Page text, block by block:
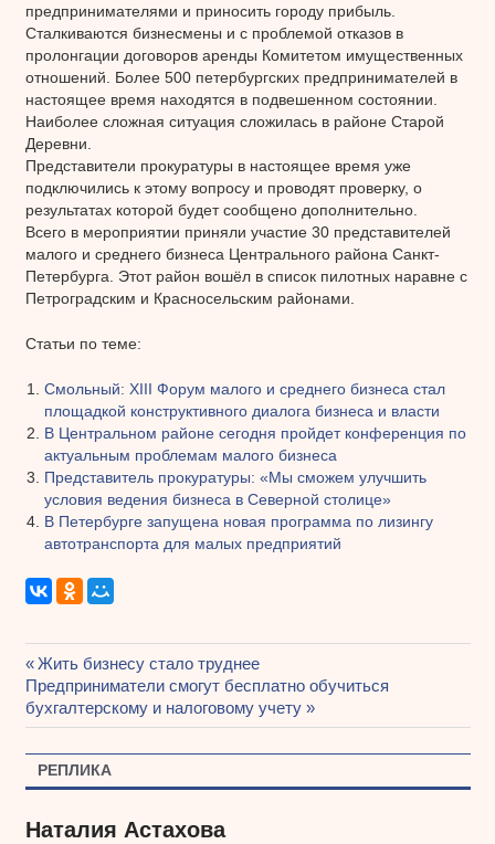
предпринимателями и приносить городу прибыль.
Сталкиваются бизнесмены и с проблемой отказов в
пролонгации договоров аренды Комитетом имущественных
отношений. Более 500 петербургских предпринимателей в
настоящее время находятся в подвешенном состоянии.
Наиболее сложная ситуация сложилась в районе Старой
Деревни.
Представители прокуратуры в настоящее время уже
подключились к этому вопросу и проводят проверку, о
результатах которой будет сообщено дополнительно.
Всего в мероприятии приняли участие 30 представителей
малого и среднего бизнеса Центрального района Санкт-
Петербурга. Этот район вошёл в список пилотных наравне с
Петроградским и Красносельским районами.
Статьи по теме:
Смольный: XIII Форум малого и среднего бизнеса стал
площадкой конструктивного диалога бизнеса и власти
В Центральном районе сегодня пройдет конференция по
актуальным проблемам малого бизнеса
Представитель прокуратуры: «Мы сможем улучшить
условия ведения бизнеса в Северной столице»
В Петербурге запущена новая программа по лизингу
автотранспорта для малых предприятий
Навигация
по
записям
Предыдущая
запись:
Жить бизнесу стало труднее
Следующая
запись:
Предприниматели смогут бесплатно обучиться
бухгалтерскому и налоговому учету
РЕПЛИКА
Наталия Астахова